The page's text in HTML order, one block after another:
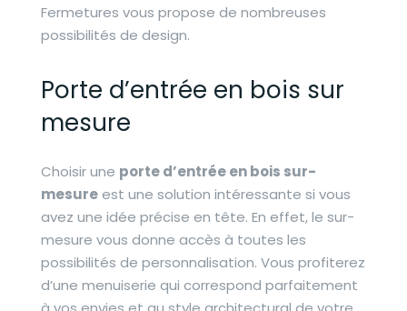
Fermetures vous propose de nombreuses
possibilités de design.
Porte d’entrée en bois sur
mesure
Choisir une porte d’entrée en bois sur-
mesureest une solution intéressante si vous
avez une idée précise en tête. En effet, le sur-
mesure vous donne accès à toutes les
possibilités de personnalisation. Vous profiterez
d’une menuiserie qui correspond parfaitement